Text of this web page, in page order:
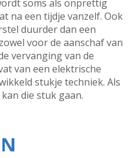
soms als onprettig
na een tijdje vanzelf. Ook
duurder dan een
voor de aanschaf van
vervanging van de
van een elektrische
stukje techniek. Als
die stuk gaan.